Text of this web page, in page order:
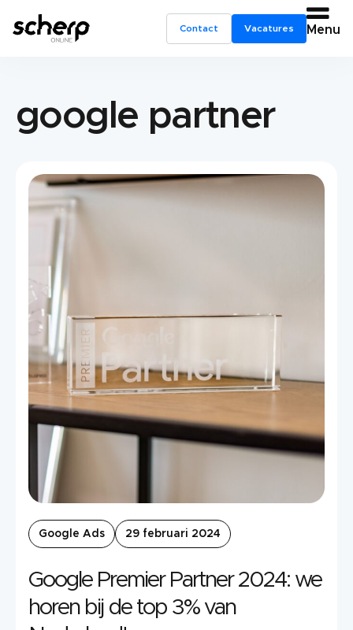
Contact Vacatures Menu
google partner
Google Ads 29 februari 2024
Google Premier Partner 2024: we
horen bij de top 3% van